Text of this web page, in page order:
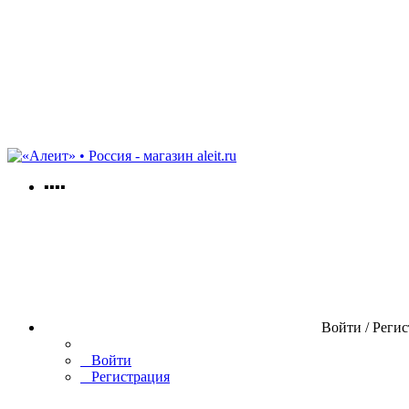
aleit.ru
▪▪▪▪
Войти /
Войти
Регистрация